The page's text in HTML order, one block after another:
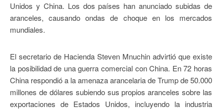
Unidos y China. Los dos países han anunciado subidas de
aranceles, causando ondas de choque en los mercados
mundiales.
El secretario de Hacienda Steven Mnuchin advirtió que existe
la posibilidad de una guerra comercial con China. En 72 horas
China respondió a la amenaza arancelaria de Trump de 50.000
millones de dólares subiendo sus propios aranceles sobre las
exportaciones de Estados Unidos, incluyendo la industria